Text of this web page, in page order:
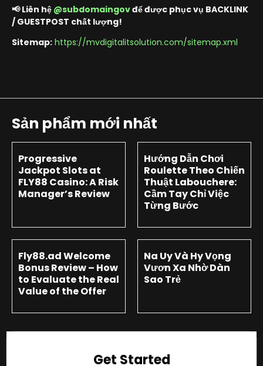
📢 Liên hệ @subdomaingovđể được phục vụ BACKLINK
/ GUESTPOST chất lượng!
Sitemap: https://mvdigitalitsolution.com/sitemap.xml
Sản phẩm mới nhất
Progressive
Jackpot Slots at
FLY88 Casino: A Risk
Manager’s Review
Hướng Dẫn Chơi
Roulette Theo Chiến
Thuật Labouchere:
Cầm Tay Chỉ Việc
Từng Bước
Fly88.ad Welcome
Bonus Review – How
to Evaluate the Real
Value of the Offer
Na Uy Và Hy Vọng
Vươn Xa Nhờ Dàn
Sao Trẻ
Get Started